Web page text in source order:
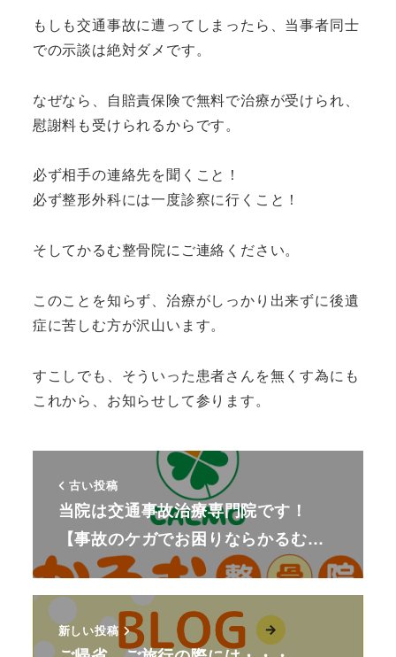
もしも交通事故に遭ってしまったら、当事者同士
での示談は絶対ダメです。
なぜなら、自賠責保険で無料で治療が受けられ、
慰謝料も受けられるからです。
必ず相手の連絡先を聞くこと！
必ず整形外科には一度診察に行くこと！
そしてかるむ整骨院にご連絡ください。
このことを知らず、治療がしっかり出来ずに後遺
症に苦しむ方が沢山います。
すこしでも、そういった患者さんを無くす為にも
これから、お知らせして参ります。
古い投稿
当院は交通事故治療専門院です！
【事故のケガでお困りならかるむ…
新しい投稿